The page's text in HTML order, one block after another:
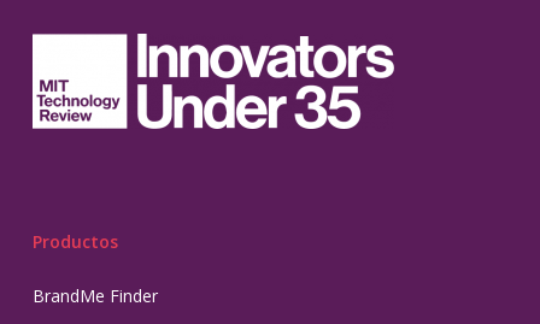
Productos
BrandMe Finder